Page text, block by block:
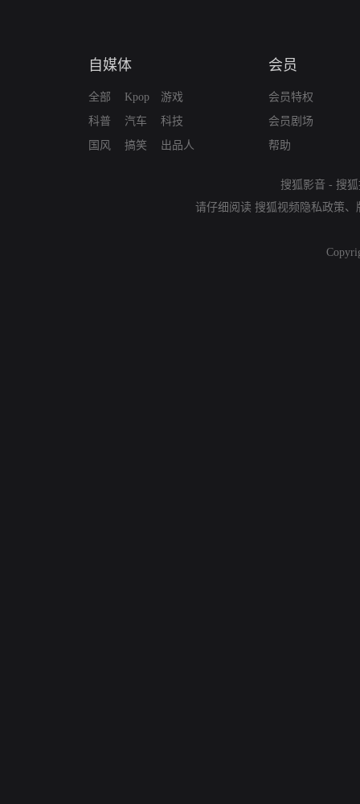
自媒体
全部
科普
国风
Kpop
汽车
搞笑
游戏
科技
出品人
会员
会员特权
会员剧场
帮助
搜狐影音 - 搜
请仔细阅读 搜狐视频隐私政策、